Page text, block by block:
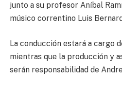
junto a su profesor Aníbal
músico correntino Luis
La conducción estará a cargo
mientras que la producción y
serán responsabilidad de